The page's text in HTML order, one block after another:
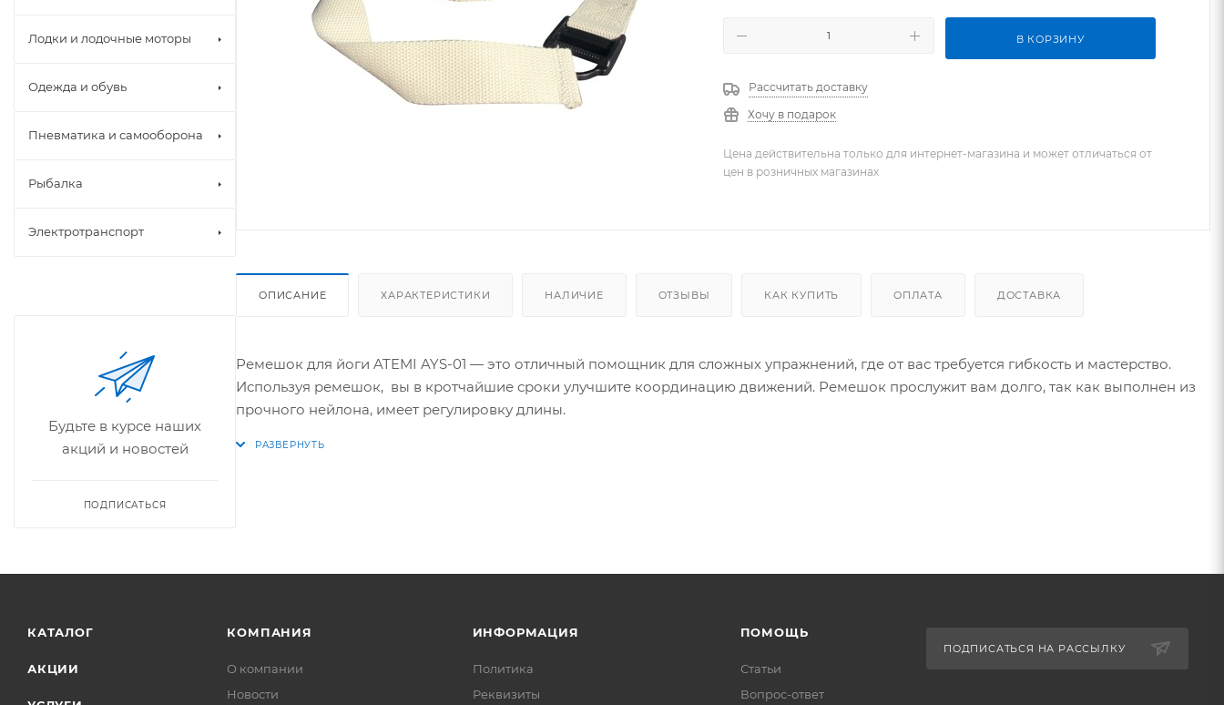
В КОРЗИНУ
Рассчитать доставку
Хочу в подарок
Цена действительна только для интернет-магазина и может отличаться от
цен в розничных магазинах
ОПИСАНИЕ ХАРАКТЕРИСТИКИ НАЛИЧИЕ ОТЗЫВЫ КАК КУПИТЬ ОПЛАТА ДОСТАВКА
Ремешок для йоги ATEMI AYS-01 — это отличный помощник для сложных упражнений, где от вас требуется гибкость и мастерство.
Используя ремешок, вы в кротчайшие сроки улучшите координацию движений. Ремешок прослужит вам долго, так как выполнен из
прочного нейлона, имеет регулировку длины.
Лодки и лодочные моторы
Одежда и обувь
Пневматика и самооборона
Рыбалка
Электротранспорт
Будьте в курсе наших
акций и новостей
ПОДПИСАТЬСЯ
КАТАЛОГ
АКЦИИ
КОМПАНИЯ
О компании
Новости
ИНФОРМАЦИЯ
Политика
Реквизиты
ПОМОЩЬ
Статьи
Вопрос-ответ
ПОДПИСАТЬСЯ НА РАССЫЛКУ